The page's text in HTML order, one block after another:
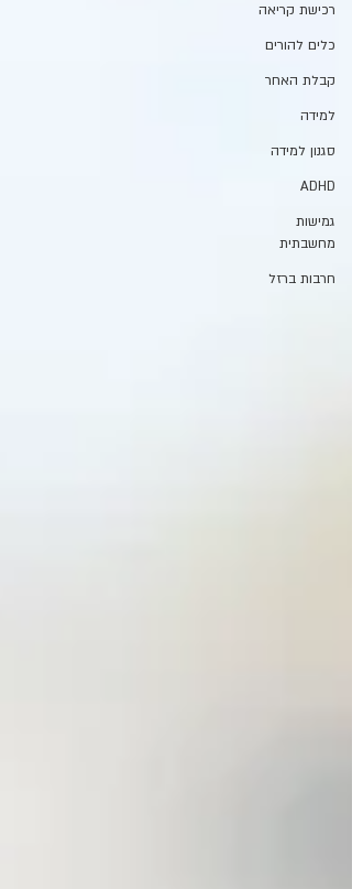
רכישת קריאה
כלים להורים
קבלת האחר
למידה
סגנון למידה
ADHD
גמישות
מחשבתית
חרבות ברזל